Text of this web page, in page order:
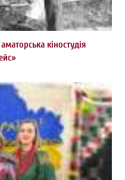
кіностудія